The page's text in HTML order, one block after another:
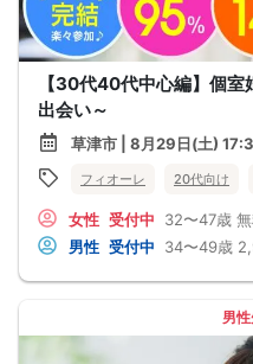
【30代40代中心編】個
出会い～
草津市 | 8月29日(土)
フィオーレ 20代向け
女性 受付中 32〜47歳
男性 受付中 34〜49歳
男性